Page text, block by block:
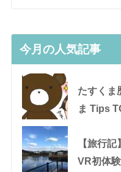
今月の人気記事
たすくま
ま Tips
【旅行
VR初体